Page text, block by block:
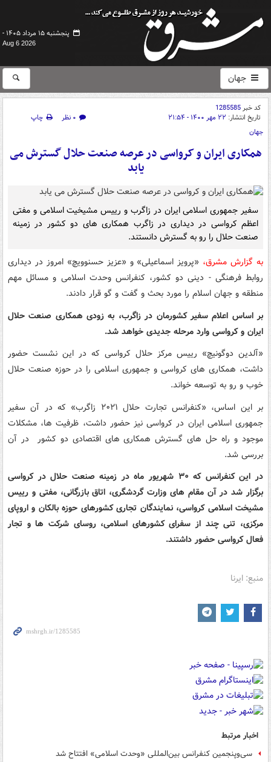
پنجشنبه ۱۵ مرداد ۱۴۰۵ -
Aug 6 2026
جهان
کد خبر1285585
تاریخ انتشار: ۲۲ مهر ۱۴۰۰ - ۲۱:۵۴ ۰ نظر
چاپ
جهان
همکاری ایران و کرواسی در عرصه صنعت حلال گسترش می
یابد
سفیر جمهوری اسلامی ایران در زاگرب و رییس مشیخیت اسلامی و مفتی
اعظم کرواسی در دیداری در زاگرب همکاری های دو کشور در زمینه
صنعت حلال را رو به گسترش دانستند.
به گزارش مشرق، «پرویز اسماعیلی» و «عزیز حسنوویچ» امروز در دیداری
روابط فرهنگی - دینی دو کشور، کنفرانس وحدت اسلامی و مسائل مهم
منطقه و جهان اسلام را مورد بحث و گفت و گو قرار دادند.
بر اساس اعلام سفیر کشورمان در زاگرب، به زودی همکاری صنعت حلال
ایران و کرواسی وارد مرحله جدیدی خواهد شد.
«آلدین دوگونیچ» رییس مرکز حلال کرواسی که در این نشست حضور
داشت، همکاری های کرواسی و جمهوری اسلامی را در حوزه صنعت حلال
خوب و رو به توسعه خواند.
بر این اساس، «کنفرانس تجارت حلال ۲۰۲۱ زاگرب» که در آن سفیر
جمهوری اسلامی ایران در کرواسی نیز حضور داشت، ظرفیت ها، مشکلات
موجود و راه حل های گسترش همکاری های اقتصادی دو کشور در آن
بررسی شد.
در این کنفرانس که ۳۰ شهریور ماه در زمینه صنعت حلال در کرواسی
برگزار شد در آن مقام های وزارت گردشگری، اتاق بازرگانی، مفتی و رییس
مشیخت اسلامی کرواسی، نمایندگان تجاری کشورهای حوزه بالکان و اروپای
مرکزی، تنی چند از سفرای کشورهای اسلامی، روسای شرکت ها و تجار
فعال کرواسی حضور داشتند.
منبع: ایرنا
اخبار مرتبط
سی‌وپنجمین کنفرانس بین‌المللی «وحدت اسلامی» افتتاح شد